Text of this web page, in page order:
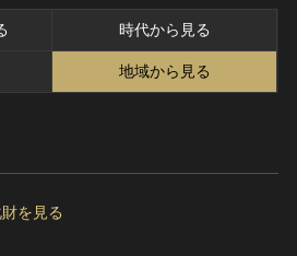
さらに詳細検索
博物館、美術館の皆さまへ
時代から見る
地域から見る
を見る